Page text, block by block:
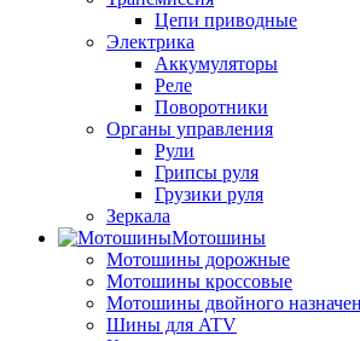
Цепи приводные
Электрика
Аккумуляторы
Реле
Поворотники
Органы управления
Рули
Грипсы руля
Грузики руля
Зеркала
Мотошины
Мотошины дорожные
Мотошины кроссовые
Мотошины двойного
Шины для ATV